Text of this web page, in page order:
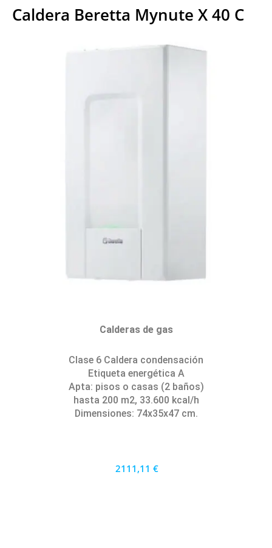
Caldera Beretta Mynute X 40 C
Calderas de gas
Clase 6 Caldera condensación
Etiqueta energética A
Apta: pisos o casas (2 baños)
hasta 200 m2, 33.600 kcal/h
Dimensiones: 74x35x47 cm.
2111,11 €